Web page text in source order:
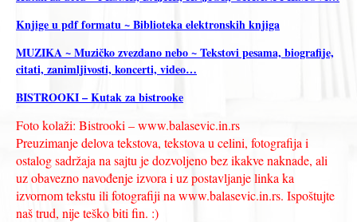
Knjige u pdf formatu ~ Biblioteka elektronskih knjiga
MUZIKA ~ Muzičko zvezdano nebo ~ Tekstovi pesama, biografije,
citati, zanimljivosti, koncerti, video…
BISTROOKI – Kutak za bistrooke
Foto kolaži: Bistrooki – www.balasevic.in.rs
Preuzimanje delova tekstova, tekstova u celini, fotografija i
ostalog sadržaja na sajtu je dozvoljeno bez ikakve naknade, ali
uz obavezno navođenje izvora i uz postavljanje linka ka
izvornom tekstu ili fotografiji na www.balasevic.in.rs. Ispoštujte
naš trud, nije teško biti fin. :)